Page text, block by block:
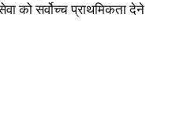
को सर्वोच्च प्राथमिकता देने